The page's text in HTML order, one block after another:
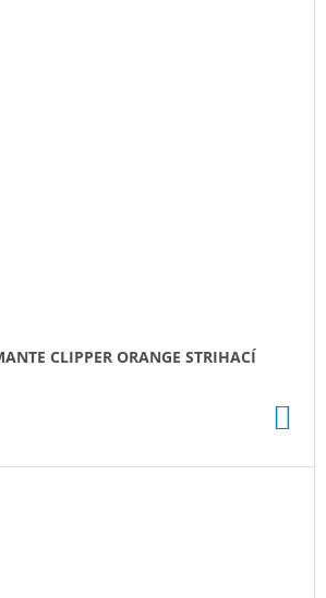
CLIPPER ORANGE STRIHACÍ